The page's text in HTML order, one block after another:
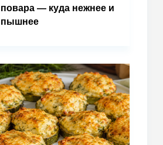
повара — куда нежнее и
пышнее